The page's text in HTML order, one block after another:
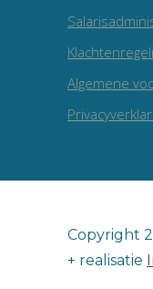
Algemene
Copyright
+ realisatie